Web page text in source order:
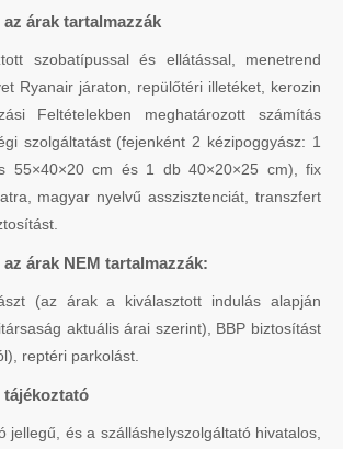
árak tartalmazzák
szobatípussal és ellátással, menetrend
Ryanair járaton, repülőtéri illetéket, kerozin
Feltételekben meghatározott számítás
szolgáltatást (fejenként 2 kézipoggyász: 1
55×40×20 cm és 1 db 40×20×25 cm), fix
magyar nyelvű asszisztenciát, transzfert
árak NEM tartalmazzák:
(az árak a kiválasztott indulás alapján
aktuális árai szerint), BBP biztosítást
reptéri parkolást.
tájékoztató
jellegű, és a szálláshelyszolgáltató hivatalos,